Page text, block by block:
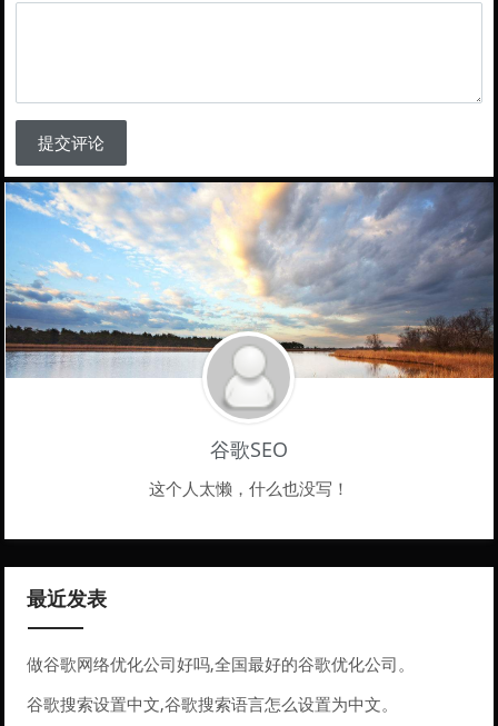
提交评论
谷歌SEO
这个人太懒，什么也没写！
最近发表
做谷歌网络优化公司好吗,全国最好的谷歌优化公司。
谷歌搜索设置中文,谷歌搜索语言怎么设置为中文。